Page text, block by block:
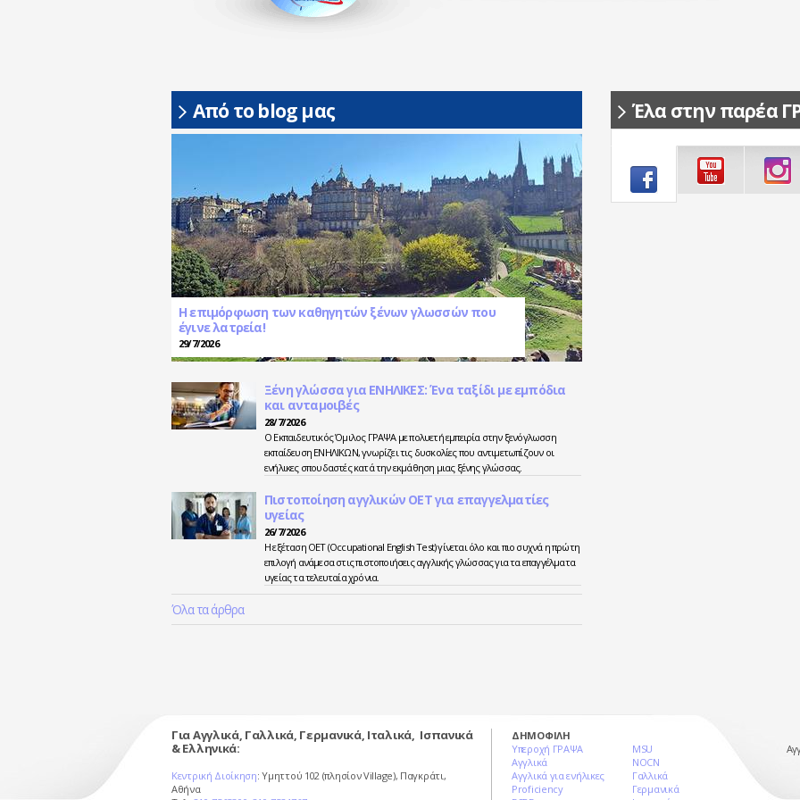
Από το blog μας
Η επιμόρφωση των καθηγητών ξένων γλωσσών που
έγινε λατρεία!
29/7/2026
Ξένη γλώσσα για ΕΝΗΛΙΚΕΣ: Ένα ταξίδι με εμπόδια
και ανταμοιβές
28/7/2026
O Εκπαιδευτικός Όμιλος ΓΡΑΨΑ με πολυετή εμπειρία στην ξενόγλωσση
εκπαίδευση ΕΝΗΛΙΚΩΝ, γνωρίζει τις δυσκολίες που αντιμετωπίζουν οι
ενήλικες σπουδαστές κατά την εκμάθηση μιας ξένης γλώσσας.
Πιστοποίηση αγγλικών OET για επαγγελματίες
υγείας
26/7/2026
Η εξέταση OET (Occupational English Test) γίνεται όλο και πιο συχνά η πρώτη
επιλογή ανάμεσα στις πιστοποιήσεις αγγλικής γλώσσας για τα επαγγέλματα
υγείας τα τελευταία χρόνια.
Όλα τα άρθρα
Έλα στην παρέα
Για Αγγλικά, Γαλλικά, Γερμανικά, Ιταλικά, Ισπανικά
& Ελληνικά:
Κεντρική Διοίκηση: Υμηττού 102 (πλησίον Village), Παγκράτι,
Αθήνα
ΔΗΜΟΦΙΛΗ
Υπεροχή ΓΡΑΨΑ
Αγγλικά
Αγγλικά για ενήλικες
Proficiency
MSU
NOCN
Γαλλικά
Γερμανικά